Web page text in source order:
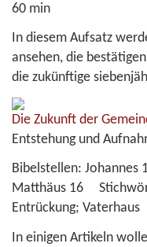
60 min
In diesem Aufsatz
ansehen, die
die zukünftige
Die Zukunft der
Entstehung und
Bibelstellen: Johannes
Matthäus 16
Entrückung;
In einigen Artikeln